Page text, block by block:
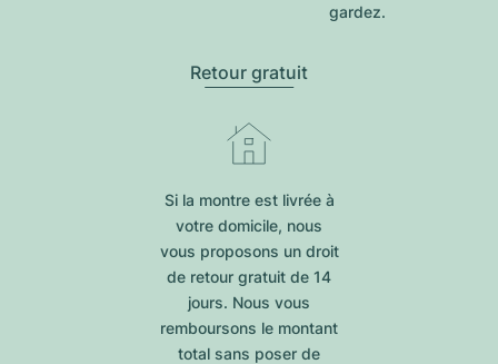
gardez.
Retour gratuit
Si la montre est livrée à
votre domicile, nous
vous proposons un droit
de retour gratuit de 14
jours. Nous vous
remboursons le montant
total sans poser de